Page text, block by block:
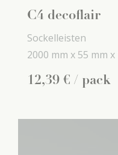
C4 decoflair
Sockelleisten
2000 mm x 55 mm x
12,39 € / pack